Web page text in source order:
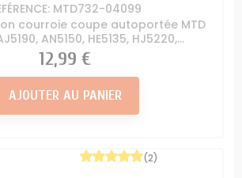
MTD732-04099
courroie coupe autoportée MTD
AN5150, HE5135, HJ5220,...
Prix
12,99 €
AJOUTER AU PANIER
(2)